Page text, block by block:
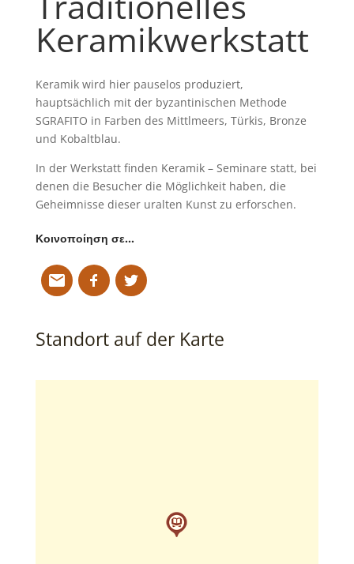
Keramikwerkstatt
Keramik wird hier pauselos produziert,
hauptsächlich mit der byzantinischen Methode
SGRAFITO in Farben des Mittlmeers, Türkis, Bronze
und Kobaltblau.
In der Werkstatt finden Keramik – Seminare statt, bei
denen die Besucher die Möglichkeit haben, die
Geheimnisse dieser uralten Kunst zu erforschen.
Κοινοποίηση σε…
Standort auf der Karte